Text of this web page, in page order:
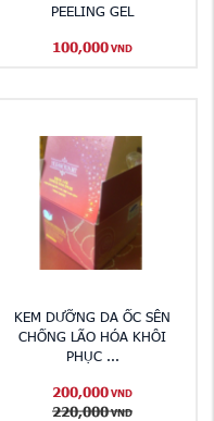
PEELING GEL
100,000 VND
KEM DƯỠNG DA ỐC SÊN
CHỐNG LÃO HÓA KHÔI
PHỤC ...
200,000 VND
220,000 VND